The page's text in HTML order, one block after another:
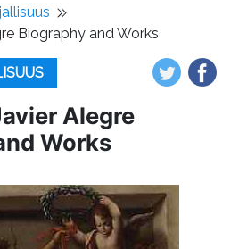
Biography and Works
Alegre
Works